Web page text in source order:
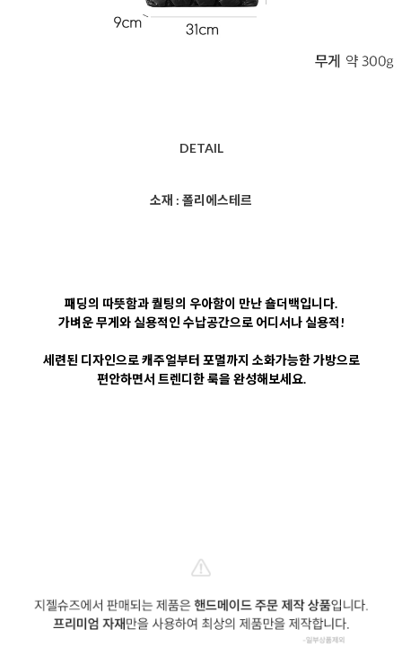
DETAIL
소재 : 폴리에스테르
패딩의 따뜻함과 퀄팅의 우아함이 만난 숄더백입니다.
가벼운 무게와 실용적인 수납공간으로 어디서나 실용적!
세련된 디자인으로 캐주얼부터 포멀까지 소화가능한 가방으로
편안하면서 트렌디한 룩을 완성해보세요.